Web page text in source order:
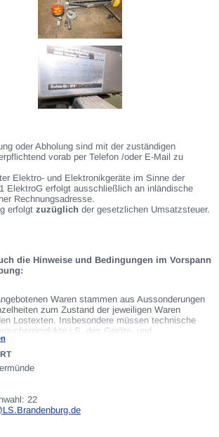
oder Abholung sind mit der zuständigen
vorab per Telefon /oder E-Mail zu
Elektro- und Elektronikgeräte im Sinne der
ElektroG erfolgt ausschließlich an inländische
Rechnungsadresse.
erfolgt zuzüglich der gesetzlichen Umsatzsteuer.
die Hinweise und Bedingungen im Vorspann
Waren stammen aus Aussonderungen
zum Zustand der jeweiligen Waren
Lostexten. Insbesondere müssen technische
i.S. des Geräte- und
vor ihrer Verwendung instandgesetzt oder
Zusätzlich verweisen wir ausdrücklich auf
Allgemeinen Geschäftsbedingungen
der VEBEG der
unterliegen, sind mit Verweis auf die Punkte
entsprechend gekennzeichnet.Zum Gebotspreis
Umsatzsteuer hinzu. Die Differenzbesteuerung
nur angewendet, wenn dies ausdrücklich in der
angegeben ist.
22